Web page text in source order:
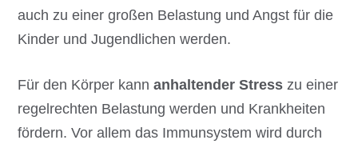
auch zu einer großen Belastung und Angst für die
Kinder und Jugendlichen werden.
Für den Körper kannanhaltender Stress zu einer
regelrechten Belastung werden und Krankheiten
fördern. Vor allem das Immunsystem wird durch